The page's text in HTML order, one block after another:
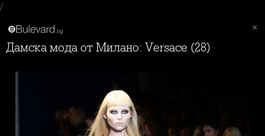
/
Дамска мода от Милано: Versace (28)